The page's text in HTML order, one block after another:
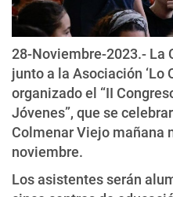
28-Noviembre-2023.- La
junto a la Asociación ‘Lo
organizado el “II
Jóvenes”, que se
Colmenar Viejo mañana
noviembre.
Los asistentes serán